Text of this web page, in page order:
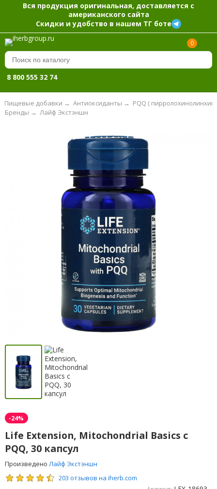
Вся продукция оригинальная, доставляется с
американского сайта
Скидки и удобство в нашем ТГ боте
0
8 800 555 32 74
Пищевые добавки → Антиоксиданты → PQQ (
Лайф Экстэншн
Бренды →
-24%
Life Extension, Mitochondrial Basics с
PQQ, 30 капсул
Произведено Лайф Экстэншн
203 отзывов на iherb.com